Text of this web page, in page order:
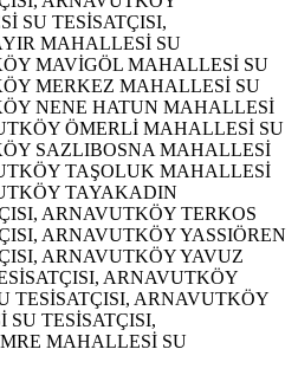
SU TESİSATÇISI,
MAHALLESİ SU
MAVİGÖL MAHALLESİ SU
MERKEZ MAHALLESİ SU
NENE HATUN MAHALLESİ
ÖMERLİ MAHALLESİ SU
SAZLIBOSNA MAHALLESİ
TAŞOLUK MAHALLESİ
TAYAKADIN
ARNAVUTKÖY TERKOS
ARNAVUTKÖY YASSIÖREN
ARNAVUTKÖY YAVUZ
ARNAVUTKÖY
TESİSATÇISI, ARNAVUTKÖY
TESİSATÇISI,
MAHALLESİ SU